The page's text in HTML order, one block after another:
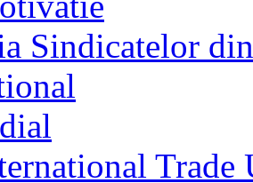
Sindicatelor
Trade